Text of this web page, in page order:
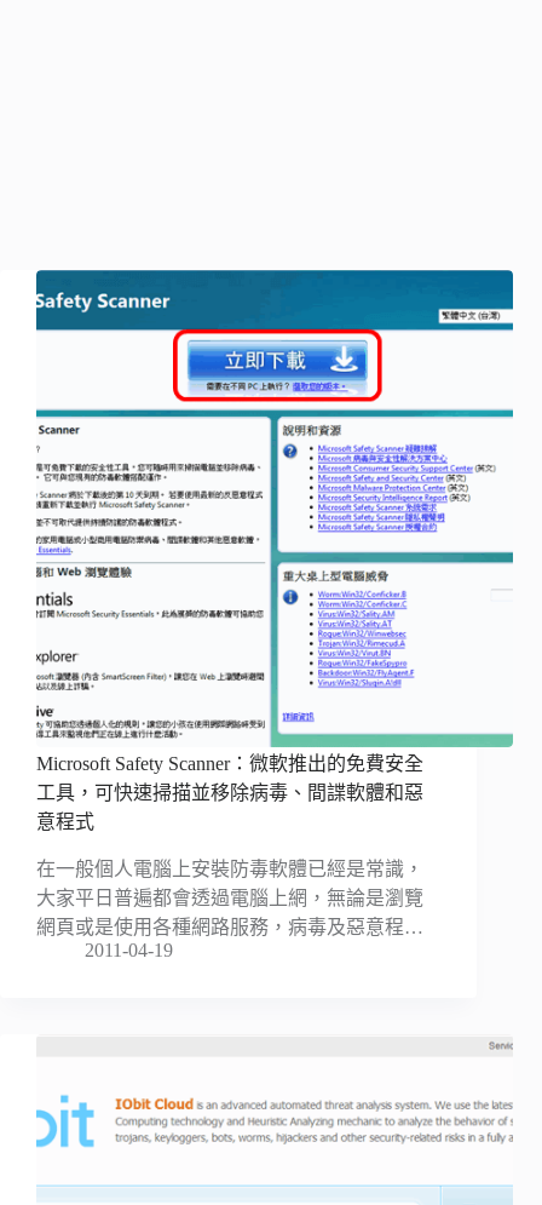
Microsoft Safety Scanner：微軟推出的免費安全
工具，可快速掃描並移除病毒、間諜軟體和惡
意程式
在一般個人電腦上安裝防毒軟體已經是常識，
大家平日普遍都會透過電腦上網，無論是瀏覽
網頁或是使用各種網路服務，病毒及惡意程…
2011-04-19